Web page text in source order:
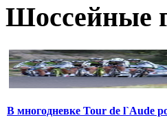
Шоссейные
В многодневке Tour de l`Aude